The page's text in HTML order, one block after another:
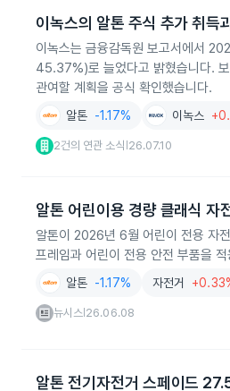
이녹스의 알톤 주식 추가 취득
이녹스는 금융감독원 보고서에서
45.37%)로 늘었다고 밝혔습니다.
관여할 계획을 공식 확인했습니다.
알톤 -1.17% 이녹스
2건의 연관 소식 26.07.10
알톤 어린이용 경량 클래식 자
알톤이 2026년 6월 어린이 전용 자
프레임과 어린이 전용 안전 부품을
알톤 -1.17% 자전거
뉴시스 26.06.08
알톤 전기자전거 스페이드